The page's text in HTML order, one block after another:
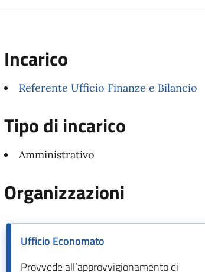
Incarico
Referente Ufficio Finanze e Bilancio
Tipo di incarico
Amministrativo
Organizzazioni
Ufficio Economato
Provvede all’approvvigionamento di